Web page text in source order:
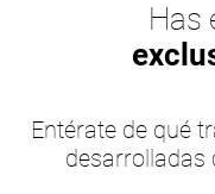
Has
Entérate de qué
desarrolladas